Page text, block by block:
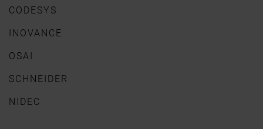
CODESYS
INOVANCE
OSAI
SCHNEIDER
NIDEC